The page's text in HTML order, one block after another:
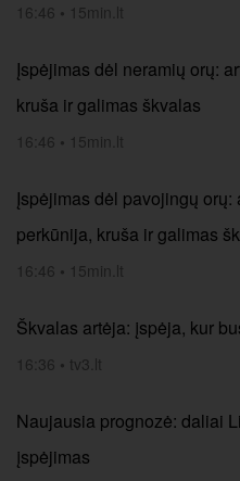
16:46 • 15min.lt
Įspėjimas dėl neramių orų:
kruša ir galimas škvalas
16:46 • 15min.lt
Įspėjimas dėl pavojingų orų:
perkūnija, kruša ir galimas
16:46 • 15min.lt
Škvalas artėja: įspėja, kur
16:36 • tv3.lt
Naujausia prognozė: daliai
įspėjimas